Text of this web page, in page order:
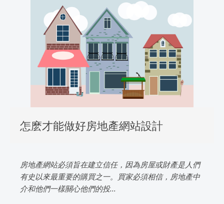
怎麽才能做好房地產網站設計
房地產網站必須旨在建立信任，因為房屋或財產是人們
有史以來最重要的購買之一。買家必須相信，房地產中
介和他們一樣關心他們的投...